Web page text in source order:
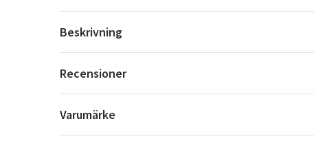
Beskrivning
Recensioner
Varumärke